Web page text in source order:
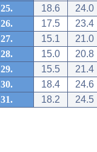
25.
18.6
24.0
26.
17.5
23.4
27.
15.1
21.0
28.
15.0
20.8
29.
15.5
21.4
30.
18.4
24.6
31.
18.2 24.5